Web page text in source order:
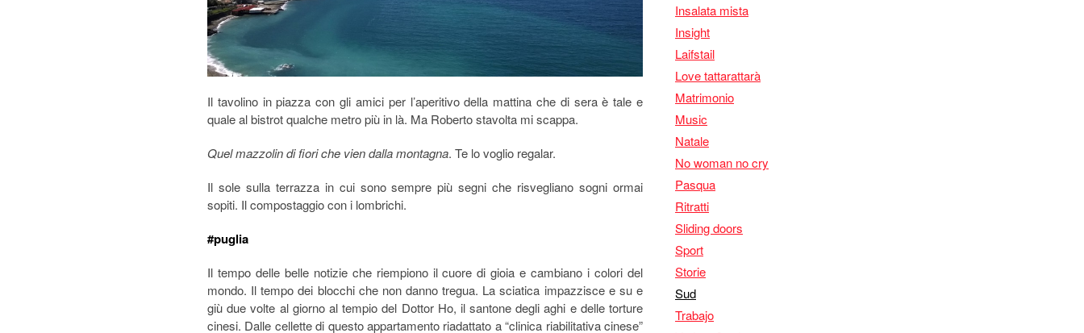
Il tavolino in piazza con gli amici per l’aperitivo della mattina che di sera è tale e
quale al bistrot qualche metro più in là. Ma Roberto stavolta mi scappa.
Quel mazzolin di fiori che vien dalla montagna. Te lo voglio regalar.
Il sole sulla terrazza in cui sono sempre più segni che risvegliano sogni ormai
sopiti. Il compostaggio con i lombrichi.
#puglia
Il tempo delle belle notizie che riempiono il cuore di gioia e cambiano i colori del
mondo. Il tempo dei blocchi che non danno tregua. La sciatica impazzisce e su e
giù due volte al giorno al tempio del Dottor Ho, il santone degli aghi e delle torture
cinesi. Dalle cellette di questo appartamento riadattato a “clinica riabilitativa cinese”
Insalata mista
Insight
Laifstail
Love tattarattarà
Matrimonio
Music
Natale
No woman no cry
Pasqua
Ritratti
Sliding doors
Sport
Storie
Sud
Trabajo